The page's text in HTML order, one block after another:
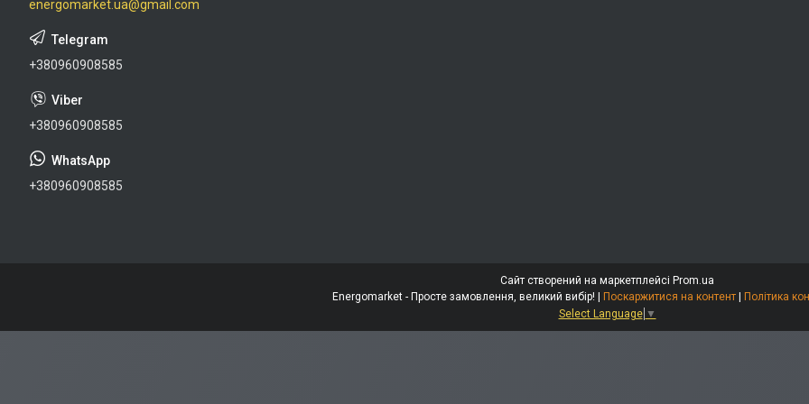
energomarket.ua@gmail.com
+380960908585
+380960908585
+380960908585
Сайт створений на маркетплейсі Prom.ua
Поскаржитися на контент
Політика
Select Language ▼